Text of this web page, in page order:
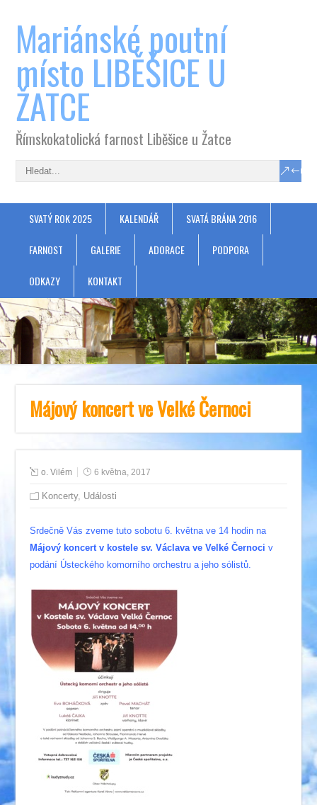
Mariánské poutní
místo LIBĚŠICE U
ŽATCE
Římskokatolická farnost Liběšice u Žatce
SVATÝ ROK 2025 KALENDÁŘ SVATÁ BRÁNA 2016
FARNOST GALERIE ADORACE PODPORA
ODKAZY KONTAKT
Májový koncert ve Velké Černoci
o. Vilém 6 května, 2017
Koncerty, Události
Srdečně Vás zveme tuto sobotu 6. května ve 14 hodin na
Májový koncert v kostele sv. Václava ve Velké Černoci v
podání Ústeckého komorního orchestru a jeho sólistů.